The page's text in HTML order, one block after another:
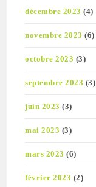
décembre 2023 (4)
novembre 2023 (6)
octobre 2023 (3)
septembre 2023 (3)
juin 2023 (3)
mai 2023 (3)
mars 2023 (6)
février 2023 (2)